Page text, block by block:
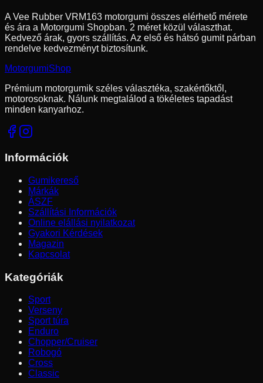
A Vee Rubber VRM163 motorgumi összes elérhető mérete
és ára a Motorgumi Shopban. 2 méret közül választhat.
Kedvező árak, gyors szállítás. Az első és hátsó gumit párban
rendelve kedvezményt biztosítunk.
MotorgumiShop
Prémium motorgumik széles választéka, szakértőktől,
motorosoknak. Nálunk megtalálod a tökéletes tapadást
minden kanyarhoz.
Információk
Gumikereső
Márkák
ÁSZF
Szállítási Információk
Online elállási nyilatkozat
Gyakori Kérdések
Magazin
Kapcsolat
Kategóriák
Sport
Verseny
Sport túra
Enduro
Chopper/Cruiser
Robogó
Cross
Classic